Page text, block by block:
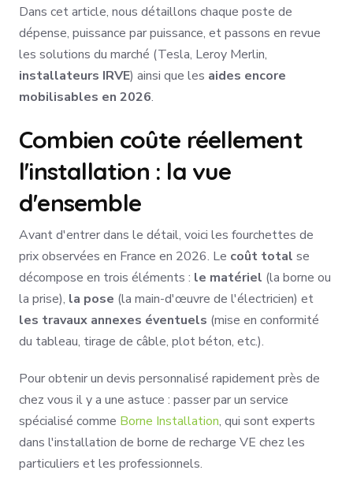
Dans cet article, nous détaillons chaque poste de
dépense, puissance par puissance, et passons en revue
les solutions du marché (Tesla, Leroy Merlin,
installateurs IRVE) ainsi que les aides encore
mobilisables en 2026.
Combien coûte réellement
l'installation : la vue
d'ensemble
Avant d'entrer dans le détail, voici les fourchettes de
prix observées en France en 2026. Le coût total se
décompose en trois éléments : le matériel (la borne ou
la prise), la pose (la main-d'œuvre de l'électricien) et
les travaux annexes éventuels (mise en conformité
du tableau, tirage de câble, plot béton, etc.).
Pour obtenir un devis personnalisé rapidement près de
chez vous il y a une astuce : passer par un service
spécialisé comme Borne Installation, qui sont experts
dans l'installation de borne de recharge VE chez les
particuliers et les professionnels.